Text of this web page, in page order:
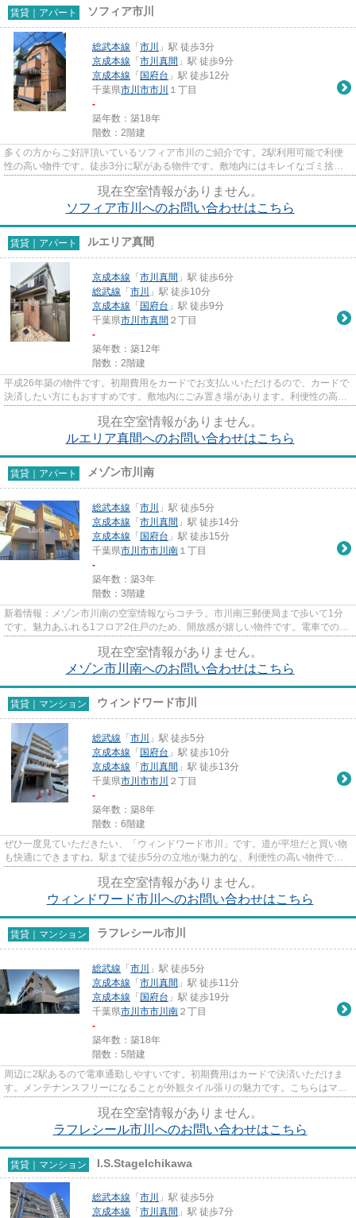
賃貸｜アパート ソフィア市川
総武本線 「 市川
」駅 徒歩3分
京成本線 「 市川真間 」駅 徒歩9分
京成本線 「 国府台 」駅 徒歩12分
千葉県市川市市川 １丁目
-
築年数：築18年
階数：2階建
多くの方からご好評頂いているソフィア市川のご紹介です。2駅利用可能で利便
性の高い物件です。徒歩3分に駅がある物件です。敷地内にはキレイなゴミ捨て
現在空室情報がありません。
ソフィア市川へのお問い合わせはこちら
賃貸｜アパート ルエリア真間
京成本線 「 市川真間 」駅 徒歩6分
総武線 「 市川
」駅 徒歩10分
京成本線 「 国府台 」駅 徒歩9分
千葉県市川市真間 ２丁目
-
築年数：築12年
階数：2階建
平成26年築の物件です。初期費用をカードでお支払いいただけるので、カードで
決済したい方にもおすすめです。敷地内にごみ置き場があります。利便性の高い
現在空室情報がありません。
ルエリア真間へのお問い合わせはこちら
賃貸｜アパート メゾン市川南
総武本線 「 市川
」駅 徒歩5分
京成本線 「 市川真間 」駅 徒歩14分
京成本線 「 国府台 」駅 徒歩15分
千葉県市川市市川南 １丁目
-
築年数：築3年
階数：3階建
新着情報：メゾン市川南の空室情報ならコチラ。市川南三郵便局まで歩いて1分
です。魅力あふれる1フロア2住戸のため、開放感が嬉しい物件です。電車でのア
現在空室情報がありません。
メゾン市川南へのお問い合わせはこちら
賃貸｜マンション ウィンドワード市川
総武線 「 市川
」駅 徒歩5分
京成本線 「 国府台 」駅 徒歩10分
京成本線 「 市川真間 」駅 徒歩13分
千葉県市川市市川 ２丁目
-
築年数：築8年
階数：6階建
ぜひ一度見ていただきたい、「ウィンドワード市川」です。道が平坦だと買い物
も快適にできますね。駅まで徒歩5分の立地が魅力的な、利便性の高い物件で
現在空室情報がありません。
ウィンドワード市川へのお問い合わせはこちら
賃貸｜マンション ラフレシール市川
総武線 「 市川
」駅 徒歩5分
京成本線 「 市川真間 」駅 徒歩11分
京成本線 「 国府台 」駅 徒歩19分
千葉県市川市市川南 ２丁目
-
築年数：築18年
階数：5階建
周辺に2駅あるので電車通勤しやすいです。初期費用はカードで決済いただけま
す。メンテナンスフリーになることが外観タイル張りの魅力です。こちらはマン
現在空室情報がありません。
ラフレシール市川へのお問い合わせはこちら
賃貸｜マンション I.S.StageIchikawa
総武本線 「 市川
」駅 徒歩5分
京成本線 「 市川真間 」駅 徒歩7分